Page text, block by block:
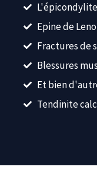
Epine de
Fractures de
Blessures
Et bien
Tendinite